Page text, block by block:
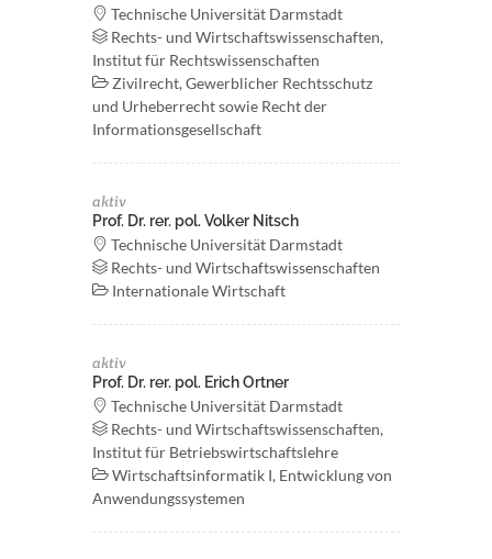
Technische Universität Darmstadt
Rechts- und Wirtschaftswissenschaften,
Institut für Rechtswissenschaften
Zivilrecht, Gewerblicher Rechtsschutz
und Urheberrecht sowie Recht der
Informationsgesellschaft
aktiv
Prof. Dr. rer. pol. Volker Nitsch
Technische Universität Darmstadt
Rechts- und Wirtschaftswissenschaften
Internationale Wirtschaft
aktiv
Prof. Dr. rer. pol. Erich Ortner
Technische Universität Darmstadt
Rechts- und Wirtschaftswissenschaften,
Institut für Betriebswirtschaftslehre
Wirtschaftsinformatik I, Entwicklung von
Anwendungssystemen